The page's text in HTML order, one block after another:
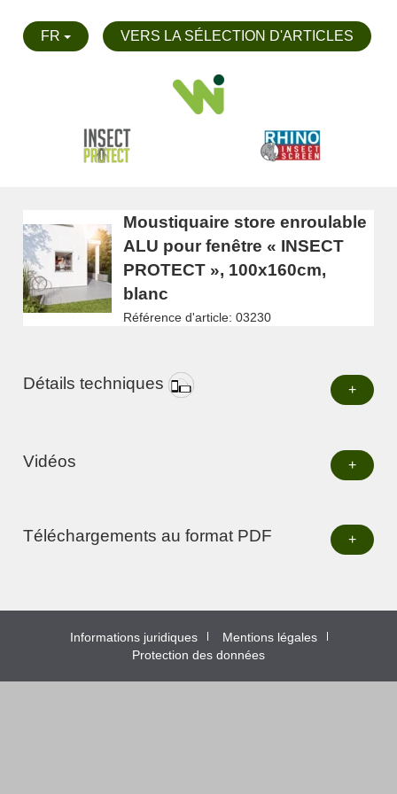
FR VERS LA SÉLECTION D'ARTICLES
Moustiquaire store enroulable
ALU pour fenêtre « INSECT
PROTECT », 100x160cm,
blanc
Référence d'article: 03230
Détails techniques +
Vidéos +
Téléchargements au format PDF +
Informations juridiques
Mentions légales
Protection des données